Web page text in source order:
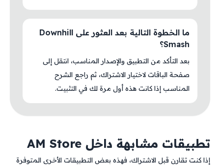
ما الخطوة التالية بعد العثور على Downhill
Smash؟
بعد التأكد من التطبيق والإصدار المناسب، انتقل إلى
صفحة الباقات لاختيار الاشتراك، ثم راجع الشرح
المناسب إذا كانت هذه أول مرة لك في التثبيت.
تطبيقات مشابهة داخل AM Store
إذا كنت تقارن قبل الاشتراك، فهذه بعض التطبيقات الأخرى المتوفرة